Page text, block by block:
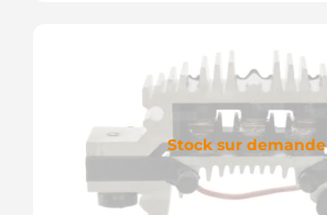
Stock sur demande